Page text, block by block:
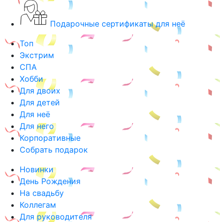
Подарочные сертификаты для неё
Топ
Экстрим
СПА
Хобби
Для двоих
Для детей
Для неё
Для него
Корпоративные
Собрать подарок
Новинки
День Рождения
На свадьбу
Коллегам
Для руководителя